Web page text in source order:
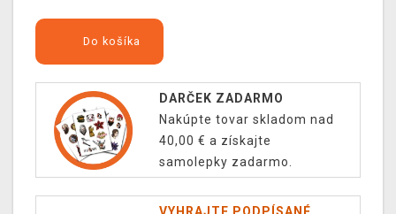
Do košíka
DARČEK ZADARMO
Nakúpte tovar skladom nad
40,00 € a získajte
samolepky zadarmo.